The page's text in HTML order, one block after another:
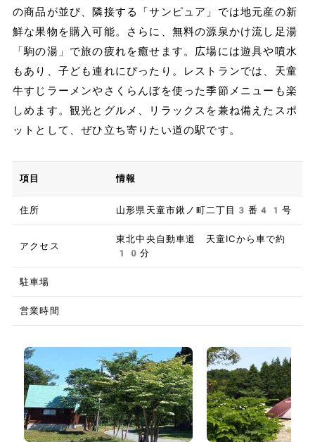
の商品が並び、隣接する「サンピュア」では地元産の新
鮮な果物を購入可能。さらに、無料の源泉かけ流し足湯
「駒の湯」で旅の疲れを癒せます。広場には遊具や噴水
もあり、子ども連れにぴったり。レストランでは、天童
牛すじラーメンやさくらんぼを使った季節メニューも楽
しめます。観光とグルメ、リラックスを兼ね備えたスポ
ットとして、ぜひ立ち寄りたい道の駅です。
項目 情報
住所 山形県天童市鍬ノ町二丁目3番41号
アクセス
東北中央自動車道 天童ICから車で約
10分
駐車場
営業時間